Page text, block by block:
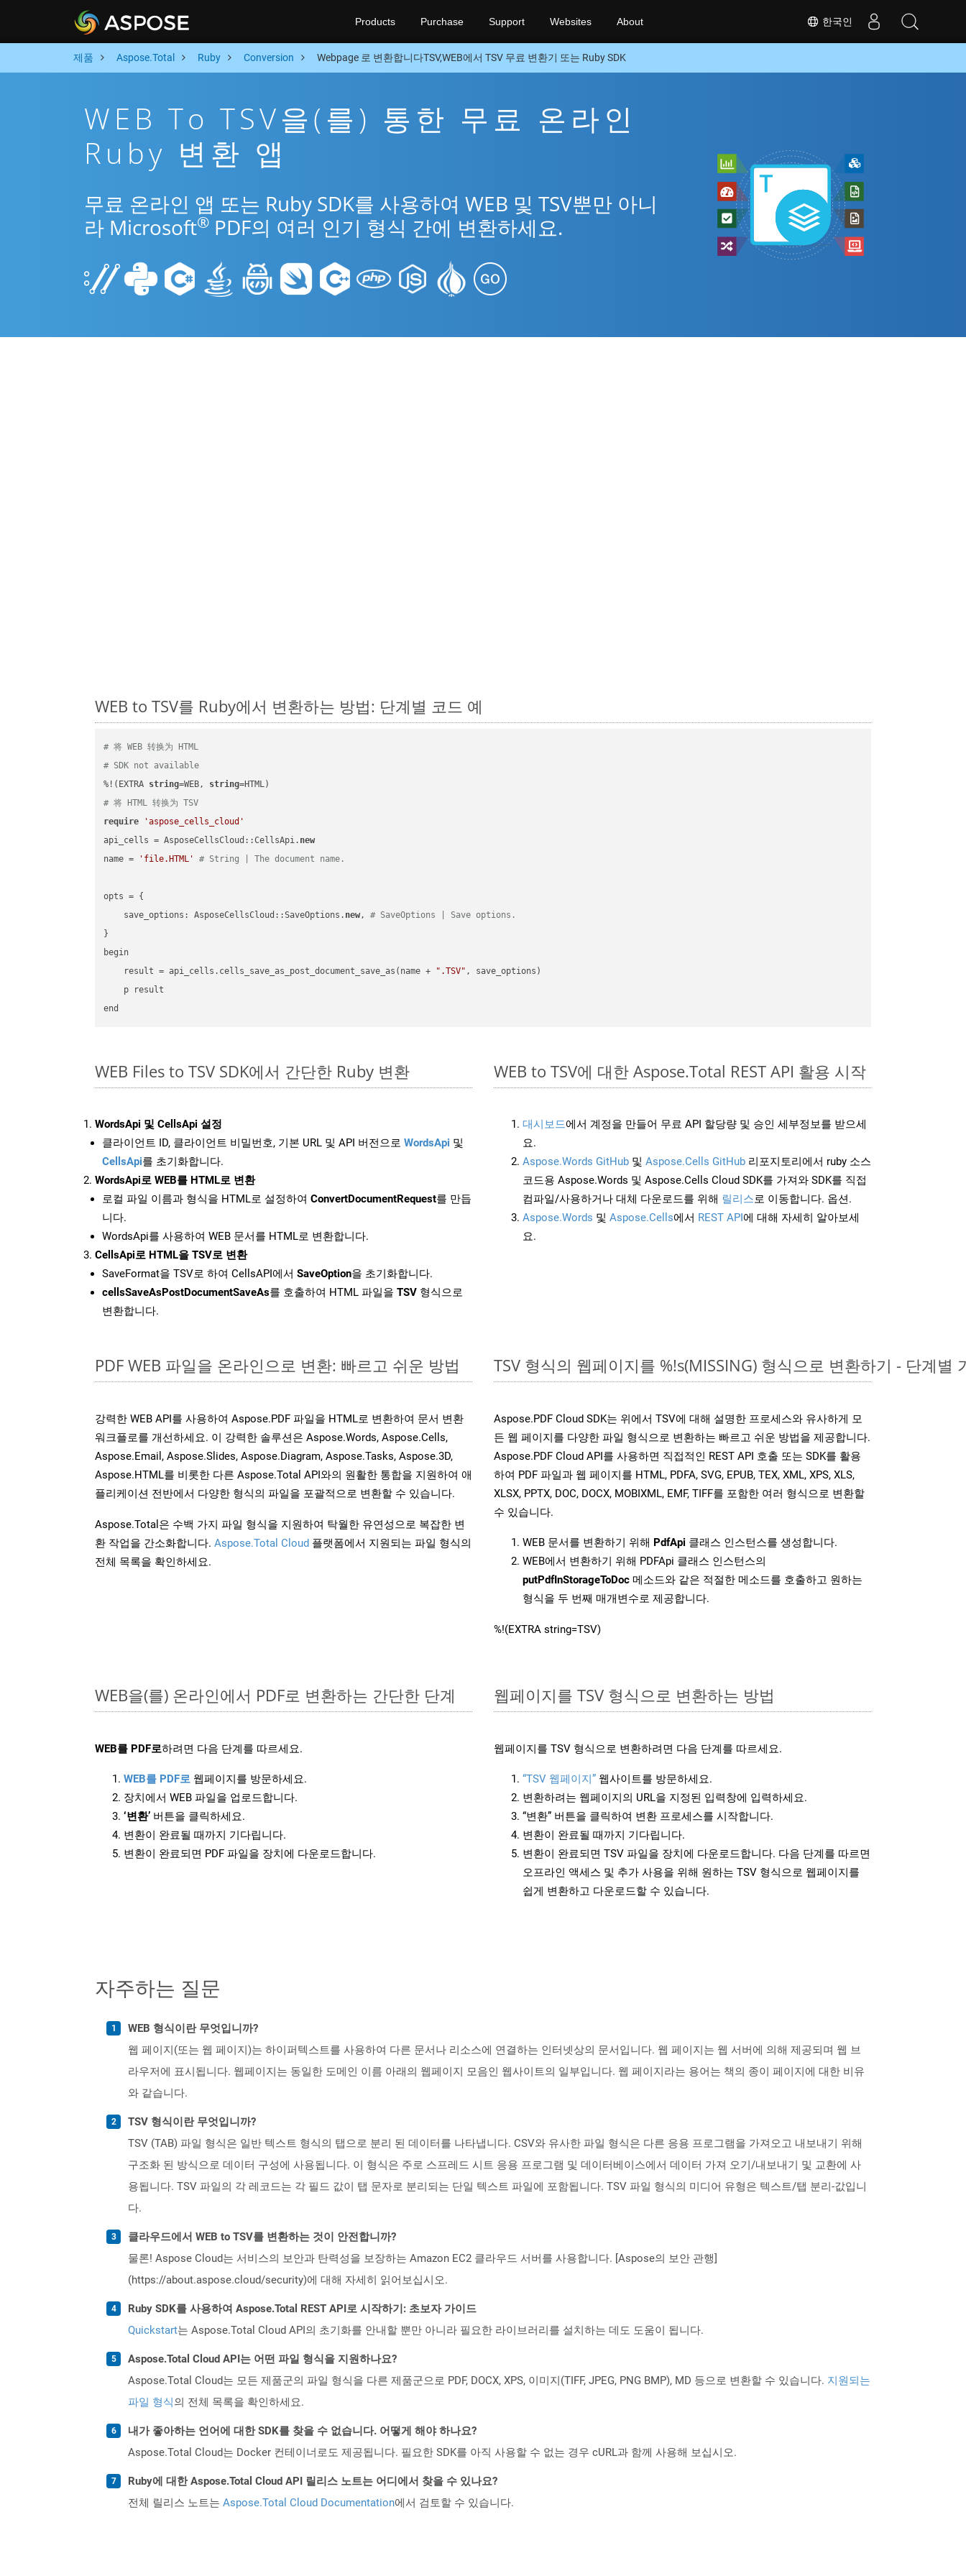
한국인
Products Purchase Support Websites About
제품 Aspose.Total Ruby Conversion Webpage 로 변환합니다TSV,WEB에서 TSV 무료 변환기 또는 Ruby SDK
WEB To TSV을(를) 통한 무료 온라인
Ruby 변환 앱
무료 온라인 앱 또는 Ruby SDK를 사용하여 WEB 및 TSV뿐만 아니
라 Microsoft® PDF의 여러 인기 형식 간에 변환하세요.
WEB to TSV를 Ruby에서 변환하는 방법: 단계별 코드 예
# 将 WEB 转换为 HTML
# SDK not available
%!(EXTRA string=WEB, string
# 将 HTML 转换为 TSV
require
'aspose_cells_cloud'
api_cells = AsposeCellsCloud::CellsApi. new
name =
'file.HTML' # String | The document name.
opts = {
    save_options: AsposeCellsCloud::SaveOptions.
new, # SaveOptions | Save options.
}
begin
    result = api_cells.cells_save_as_post_document_save_as(name +
".TSV" , save_options)
    p result
WEB Files to TSV SDK에서 간단한 Ruby 변환
WordsApi 및 CellsApi 설정
클라이언트 ID, 클라이언트 비밀번호, 기본 URL 및 API 버전으로 WordsApi 및
CellsApi를 초기화합니다.
WordsApi로 WEB를 HTML로 변환
로컬 파일 이름과 형식을 HTML로 설정하여 ConvertDocumentRequest를 만듭
니다.
WordsApi를 사용하여 WEB 문서를 HTML로 변환합니다.
CellsApi로 HTML을 TSV로 변환
SaveFormat을 TSV로 하여 CellsAPI에서 SaveOption을 초기화합니다.
cellsSaveAsPostDocumentSaveAs를 호출하여 HTML 파일을 TSV 형식으로
변환합니다.
WEB to TSV에 대한 Aspose.Total REST API 활용 시작
대시보드에서 계정을 만들어 무료 API 할당량 및 승인 세부정보를 받으세
요.
Aspose.Words GitHub 및 Aspose.Cells GitHub 리포지토리에서 ruby 소스
코드용 Aspose.Words 및 Aspose.Cells Cloud SDK를 가져와 SDK를 직접
컴파일/사용하거나 대체 다운로드를 위해 릴리스로 이동합니다. 옵션.
Aspose.Words 및 Aspose.Cells에서 REST API에 대해 자세히 알아보세
요.
PDF WEB 파일을 온라인으로 변환: 빠르고 쉬운 방법
강력한 WEB API를 사용하여 Aspose.PDF 파일을 HTML로 변환하여 문서 변환
워크플로를 개선하세요. 이 강력한 솔루션은 Aspose.Words, Aspose.Cells,
Aspose.Email, Aspose.Slides, Aspose.Diagram, Aspose.Tasks, Aspose.3D,
Aspose.HTML를 비롯한 다른 Aspose.Total API와의 원활한 통합을 지원하여 애
플리케이션 전반에서 다양한 형식의 파일을 포괄적으로 변환할 수 있습니다.
Aspose.Total은 수백 가지 파일 형식을 지원하여 탁월한 유연성으로 복잡한 변
환 작업을 간소화합니다. Aspose.Total Cloud 플랫폼에서 지원되는 파일 형식의
전체 목록을 확인하세요.
TSV 형식의 웹페이지를 %!s(MISSING) 형식으로 변환하기 - 단계별
Aspose.PDF Cloud SDK는 위에서 TSV에 대해 설명한 프로세스와 유사하게 모
든 웹 페이지를 다양한 파일 형식으로 변환하는 빠르고 쉬운 방법을 제공합니다.
Aspose.PDF Cloud API를 사용하면 직접적인 REST API 호출 또는 SDK를 활용
하여 PDF 파일과 웹 페이지를 HTML, PDFA, SVG, EPUB, TEX, XML, XPS, XLS,
XLSX, PPTX, DOC, DOCX, MOBIXML, EMF, TIFF를 포함한 여러 형식으로 변환할
수 있습니다.
WEB 문서를 변환하기 위해 PdfApi 클래스 인스턴스를 생성합니다.
WEB에서 변환하기 위해 PDFApi 클래스 인스턴스의
putPdfInStorageToDoc 메소드와 같은 적절한 메소드를 호출하고 원하는
형식을 두 번째 매개변수로 제공합니다.
%!(EXTRA string=TSV)
WEB을(를) 온라인에서 PDF로 변환하는 간단한 단계
WEB를 PDF로하려면 다음 단계를 따르세요.
WEB를 PDF로 웹페이지를 방문하세요.
장치에서 WEB 파일을 업로드합니다.
‘변환’ 버튼을 클릭하세요.
변환이 완료될 때까지 기다립니다.
변환이 완료되면 PDF 파일을 장치에 다운로드합니다.
웹페이지를 TSV 형식으로 변환하는 방법
웹페이지를 TSV 형식으로 변환하려면 다음 단계를 따르세요.
“TSV 웹페이지” 웹사이트를 방문하세요.
변환하려는 웹페이지의 URL을 지정된 입력창에 입력하세요.
“변환” 버튼을 클릭하여 변환 프로세스를 시작합니다.
변환이 완료될 때까지 기다립니다.
변환이 완료되면 TSV 파일을 장치에 다운로드합니다. 다음 단계를 따르면
오프라인 액세스 및 추가 사용을 위해 원하는 TSV 형식으로 웹페이지를
쉽게 변환하고 다운로드할 수 있습니다.
자주하는 질문
WEB 형식이란 무엇입니까?
웹 페이지(또는 웹 페이지)는 하이퍼텍스트를 사용하여 다른 문서나 리소스에 연결하는 인터넷상의 문서입니다. 웹 페이지는 웹 서버에 의해 제공되며 웹 브
라우저에 표시됩니다. 웹페이지는 동일한 도메인 이름 아래의 웹페이지 모음인 웹사이트의 일부입니다. 웹 페이지라는 용어는 책의 종이 페이지에 대한 비유
와 같습니다.
TSV 형식이란 무엇입니까?
TSV (TAB) 파일 형식은 일반 텍스트 형식의 탭으로 분리 된 데이터를 나타냅니다. CSV와 유사한 파일 형식은 다른 응용 프로그램을 가져오고 내보내기 위해
구조화 된 방식으로 데이터 구성에 사용됩니다. 이 형식은 주로 스프레드 시트 응용 프로그램 및 데이터베이스에서 데이터 가져 오기/내보내기 및 교환에 사
용됩니다. TSV 파일의 각 레코드는 각 필드 값이 탭 문자로 분리되는 단일 텍스트 파일에 포함됩니다. TSV 파일 형식의 미디어 유형은 텍스트/탭 분리-값입니
다.
클라우드에서 WEB to TSV를 변환하는 것이 안전합니까?
물론! Aspose Cloud는 서비스의 보안과 탄력성을 보장하는 Amazon EC2 클라우드 서버를 사용합니다. [Aspose의 보안 관행]
(https://about.aspose.cloud/security)에 대해 자세히 읽어보십시오.
Ruby SDK를 사용하여 Aspose.Total REST API로 시작하기: 초보자 가이드
Quickstart는 Aspose.Total Cloud API의 초기화를 안내할 뿐만 아니라 필요한 라이브러리를 설치하는 데도 도움이 됩니다.
Aspose.Total Cloud API는 어떤 파일 형식을 지원하나요?
Aspose.Total Cloud는 모든 제품군의 파일 형식을 다른 제품군으로 PDF, DOCX, XPS, 이미지(TIFF, JPEG, PNG BMP), MD 등으로 변환할 수 있습니다. 지원되는
파일 형식의 전체 목록을 확인하세요.
내가 좋아하는 언어에 대한 SDK를 찾을 수 없습니다. 어떻게 해야 하나요?
Aspose.Total Cloud는 Docker 컨테이너로도 제공됩니다. 필요한 SDK를 아직 사용할 수 없는 경우 cURL과 함께 사용해 보십시오.
Ruby에 대한 Aspose.Total Cloud API 릴리스 노트는 어디에서 찾을 수 있나요?
전체 릴리스 노트는 Aspose.Total Cloud Documentation에서 검토할 수 있습니다.